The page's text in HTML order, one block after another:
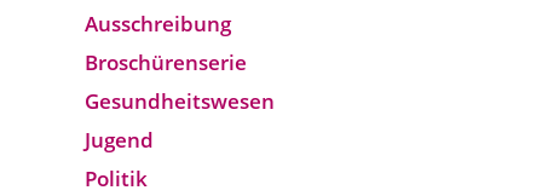
Ausschreibung
Broschürenserie
Gesund­heits­wesen
Jugend
Politik